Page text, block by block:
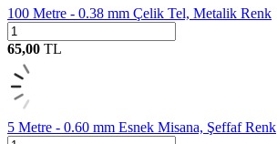
100 Metre - 0.38 mm Çelik Tel, Metalik Renk
65,00 TL
5 Metre - 0.60 mm Esnek Misana, Şeffaf Renk